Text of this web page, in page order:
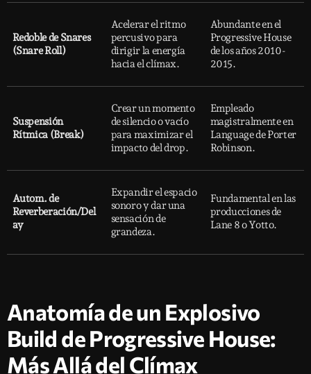
Redoble de Snares
(Snare Roll)
Acelerar el ritmo
percusivo para
dirigir la energía
hacia el clímax.
Abundante en el
Progressive House
de los años 2010-
2015.
Suspensión
Rítmica (Break)
Crear un momento
de silencio o vacío
para maximizar el
impacto del drop.
Empleado
magistralmente en
Language de Porter
Robinson.
Autom. de
Reverberación/Del
ay
Expandir el espacio
sonoro y dar una
sensación de
grandeza.
Fundamental en las
producciones de
Lane 8 o Yotto.
Anatomía de un Explosivo
Build de Progressive House:
Más Allá del Clímax